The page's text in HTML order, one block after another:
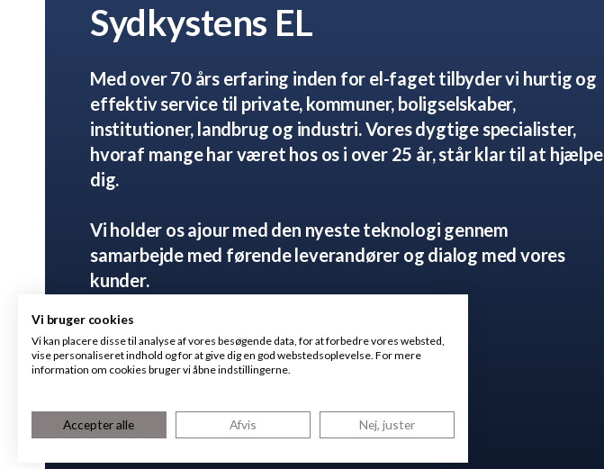
Sydkystens EL
Med over 70 års erfaring inden for el-faget tilbyder vi hurtig og
effektiv service til private, kommuner, boligselskaber,
institutioner, landbrug og industri. Vores dygtige specialister,
hvoraf mange har været hos os i over 25 år, står klar til at hjælpe
dig.
Vi holder os ajour med den nyeste teknologi gennem
samarbejde med førende leverandører og dialog med vores
kunder.
Hos Sydkystens EL får du en pålidelig og loyal
samarbejdspartner.
©2024 SYDKYSTENS-EL –CVR.NR.:70 56 14 17
Vi bruger cookies
Vi kan placere disse til analyse af vores besøgende data, for at forbedre vores websted,
vise personaliseret indhold og for at give dig en god webstedsoplevelse. For mere
information om cookies bruger vi åbne indstillingerne.
Accepter alle Afvis Nej, juster